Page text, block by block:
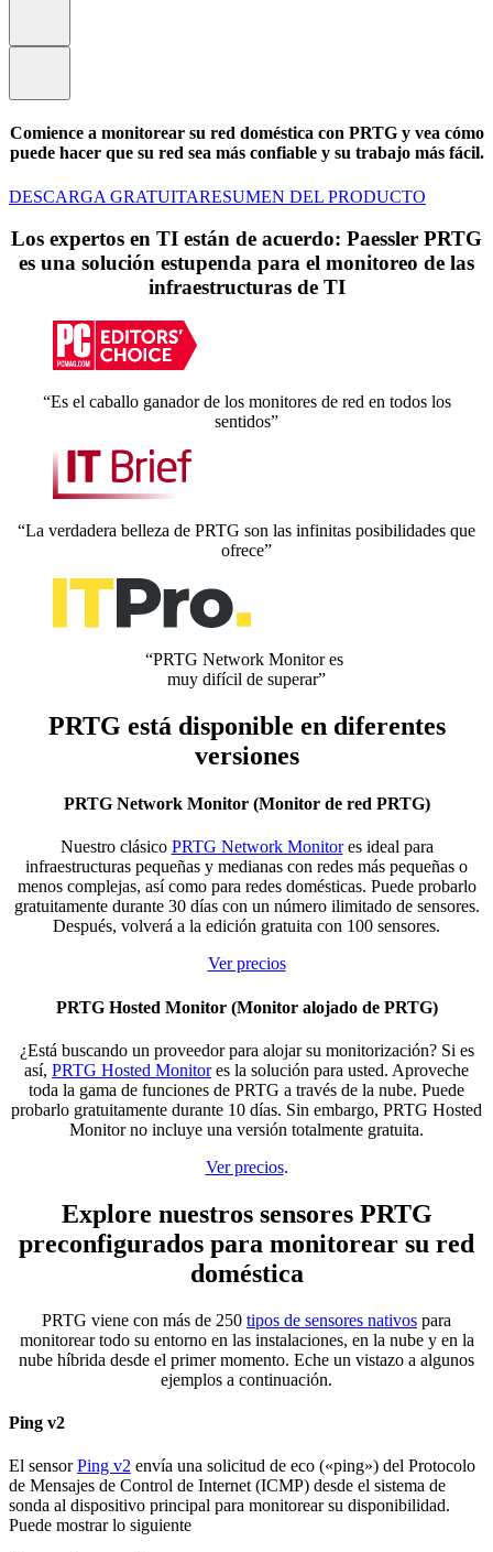
Comience a monitorear su red doméstica con PRTG y vea cómo
puede hacer que su red sea más confiable y su trabajo más fácil.
DESCARGA GRATUITARESUMEN DEL PRODUCTO
Los expertos en TI están de acuerdo: Paessler PRTG
es una solución estupenda para el monitoreo de las
infraestructuras de TI
“Es el caballo ganador de los monitores de red en todos los
sentidos”
“La verdadera belleza de PRTG son las infinitas posibilidades que
ofrece”
“PRTG Network Monitor es
muy difícil de superar”
PRTG está disponible en diferentes
versiones
PRTG Network Monitor (Monitor de red PRTG)
Nuestro clásico PRTG Network Monitores ideal para
infraestructuras pequeñas y medianas con redes más pequeñas o
menos complejas, así como para redes domésticas. Puede probarlo
gratuitamente durante 30 días con un número ilimitado de sensores.
Después, volverá a la edición gratuita con 100 sensores.
Ver precios
PRTG Hosted Monitor (Monitor alojado de PRTG)
¿Está buscando un proveedor para alojar su monitorización? Si es
así, PRTG Hosted Monitores la solución para usted. Aproveche
toda la gama de funciones de PRTG a través de la nube. Puede
probarlo gratuitamente durante 10 días. Sin embargo, PRTG Hosted
Monitor no incluye una versión totalmente gratuita.
Ver precios.
Explore nuestros sensores PRTG
preconfigurados para monitorear su red
doméstica
PRTG viene con más de 250 tipos de sensores nativos para
monitorear todo su entorno en las instalaciones, en la nube y en la
nube híbrida desde el primer momento. Eche un vistazo a algunos
ejemplos a continuación.
Ping v2
El sensorPing v2 envía una solicitud de eco («ping») del Protocolo
de Mensajes de Control de Internet (ICMP) desde el sistema de
sonda al dispositivo principal para monitorear su disponibilidad.
Puede mostrar lo siguiente